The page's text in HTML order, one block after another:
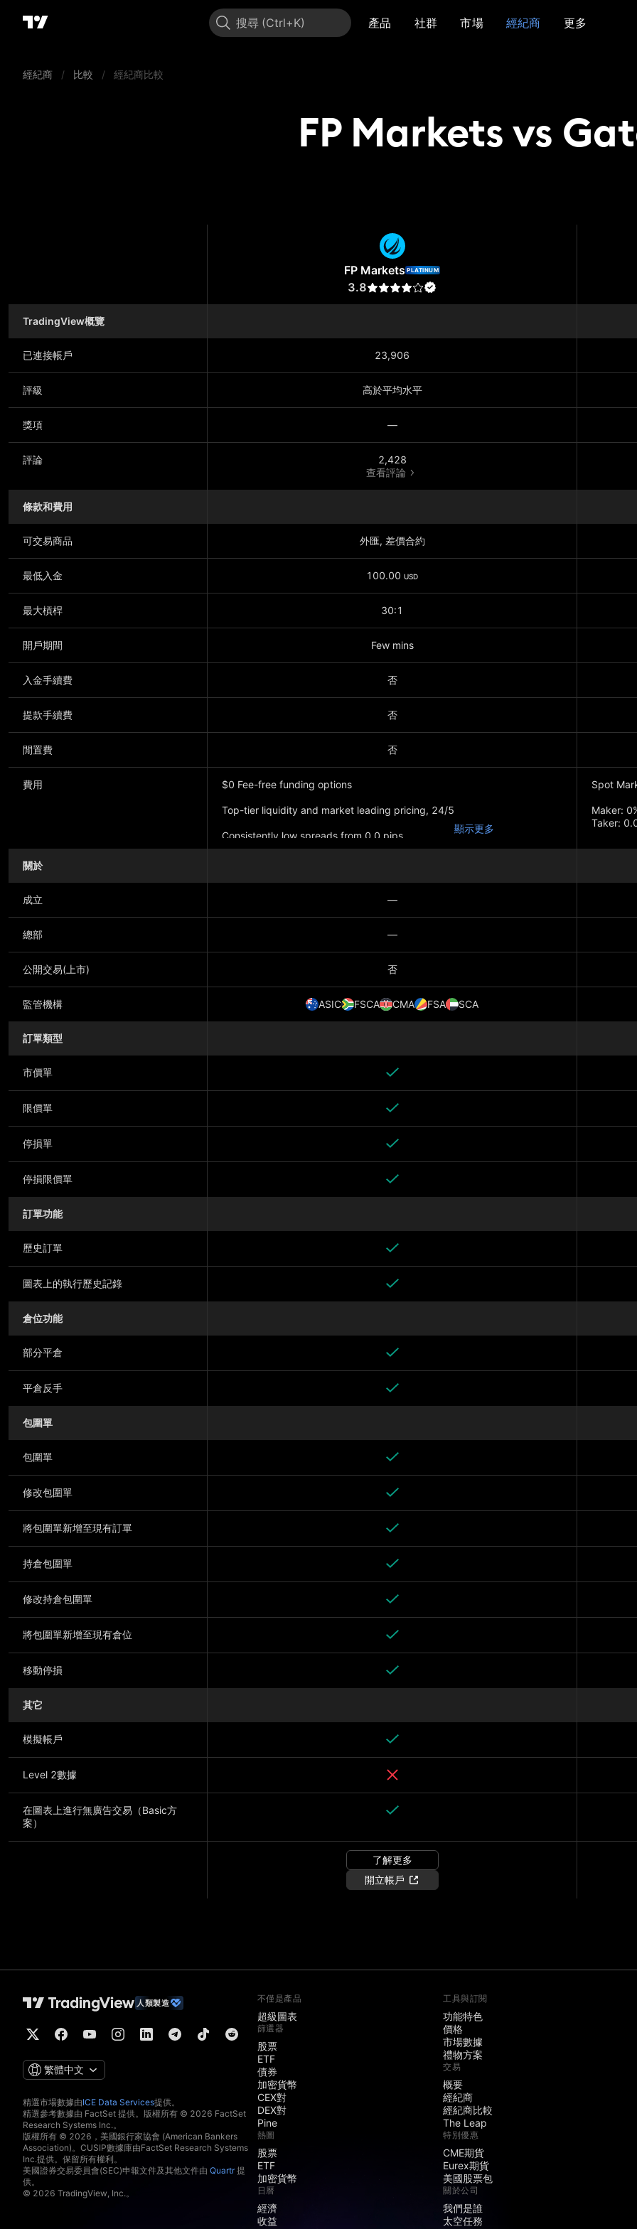
搜尋 產品 社群 市場 經紀商 更多
經紀商 / 比較 / 經紀商比較
FP Markets vs
FP Markets PLATINUM
3.8
TradingView概覽
已連接帳戶 23,906
評級 高於平均水平
獎項 —
評論
2,428
查看評論
條款和費用
可交易商品 外匯, 差價合約
最低入金 100.00 USD
最大槓桿 30:1
開戶期間 Few mins
入金手續費 否
提款手續費 否
閒置費 否
費用 $0 Fee-free funding options
Top-tier liquidity and market leading pricing, 24/5
Consistently low spreads from 0.0 pips
顯示更多
Spot
Maker:
Taker:
Futures
Taker:
關於
成立 —
總部 —
公開交易(上市) 否
監管機構 ASIC FSCA CMA FSA SCA
訂單類型
市價單
限價單
停損單
停損限價單
訂單功能
歷史訂單
圖表上的執行歷史記錄
倉位功能
部分平倉
平倉反手
包圍單
包圍單
修改包圍單
將包圍單新增至現有訂單
持倉包圍單
修改持倉包圍單
將包圍單新增至現有倉位
移動停損
其它
模擬帳戶
Level 2數據
在圖表上進行無廣告交易（Basic方
案）
了解更多
開立帳戶
人類製造
繁體中文
精選市場數據由ICE Data Services提供。
精選參考數據由 FactSet 提供。版權所有 © 2026 FactSet
Research Systems Inc.。
版權所有 © 2026，美國銀行家協會 (American Bankers
Association)。CUSIP數據庫由FactSet Research Systems
Inc.提供。保留所有權利。
美國證券交易委員會(SEC)申報文件及其他文件由 Quartr提
供。
© 2026 TradingView, Inc.。
不僅是產品
超級圖表
篩選器
股票
ETF
債券
加密貨幣
CEX對
DEX對
Pine
熱圖
股票
ETF
加密貨幣
日曆
經濟
收益
工具與訂閱
功能特色
價格
市場數據
禮物方案
交易
概要
經紀商
經紀商比較
The Leap
特別優惠
CME期貨
Eurex期貨
美國股票包
關於公司
我們是誰
太空任務